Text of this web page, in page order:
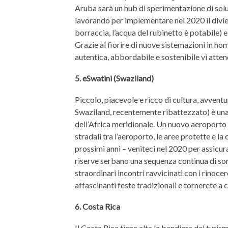
Aruba sarà un hub di sperimentazione di
lavorando per implementare nel 2020 il
borraccia, l’acqua del rubinetto è potabile)
Grazie al fiorire di nuove sistemazioni in
autentica, abbordabile e sostenibile vi
5. eSwatini (Swaziland)
Piccolo, piacevole e ricco di cultura,
Swaziland, recentemente ribattezzato) è
dell’Africa meridionale. Un nuovo
stradali tra l’aeroporto, le aree protette e
prossimi anni – veniteci nel 2020 per
riserve serbano una sequenza continua di
straordinari incontri ravvicinati con i
affascinanti feste tradizionali e tornerete a
6. Costa Rica